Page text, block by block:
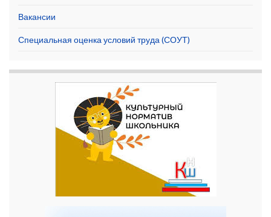
Вакансии
Специальная оценка условий труда (СОУТ)